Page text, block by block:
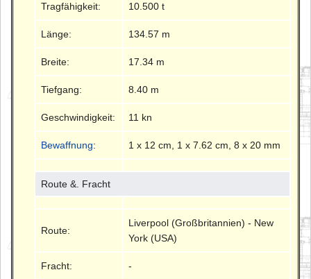
Tragfähigkeit: 10.500 t
Länge: 134.57 m
Breite: 17.34 m
Tiefgang: 8.40 m
Geschwindigkeit: 11 kn
Bewaffnung: 1 x 12 cm, 1 x 7.62 cm, 8 x 20 mm
Route &. Fracht
Route:
Liverpool (Großbritannien) - New
York (USA)
Fracht: -